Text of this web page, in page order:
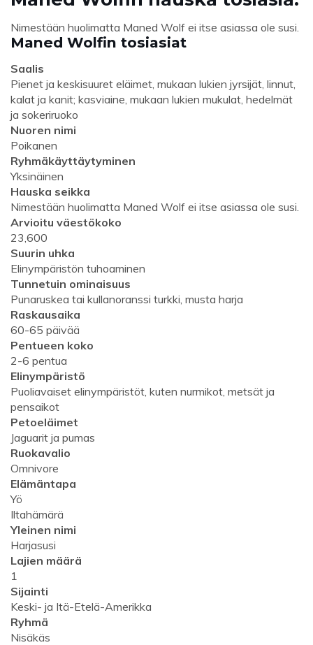
Nimestään huolimatta Maned Wolf ei itse asiassa ole susi.
Maned Wolfin tosiasiat
Saalis
Pienet ja keskisuuret eläimet, mukaan lukien jyrsijät, linnut,
kalat ja kanit; kasviaine, mukaan lukien mukulat, hedelmät
ja sokeriruoko
Nuoren nimi
Poikanen
Ryhmäkäyttäytyminen
Yksinäinen
Hauska seikka
Nimestään huolimatta Maned Wolf ei itse asiassa ole susi.
Arvioitu väestökoko
23,600
Suurin uhka
Elinympäristön tuhoaminen
Tunnetuin ominaisuus
Punaruskea tai kullanoranssi turkki, musta harja
Raskausaika
60-65 päivää
Pentueen koko
2-6 pentua
Elinympäristö
Puoliavaiset elinympäristöt, kuten nurmikot, metsät ja
pensaikot
Petoeläimet
Jaguarit ja pumas
Ruokavalio
Omnivore
Elämäntapa
Yö
Iltahämärä
Yleinen nimi
Harjasusi
Lajien määrä
1
Sijainti
Keski- ja Itä-Etelä-Amerikka
Ryhmä
Nisäkäs